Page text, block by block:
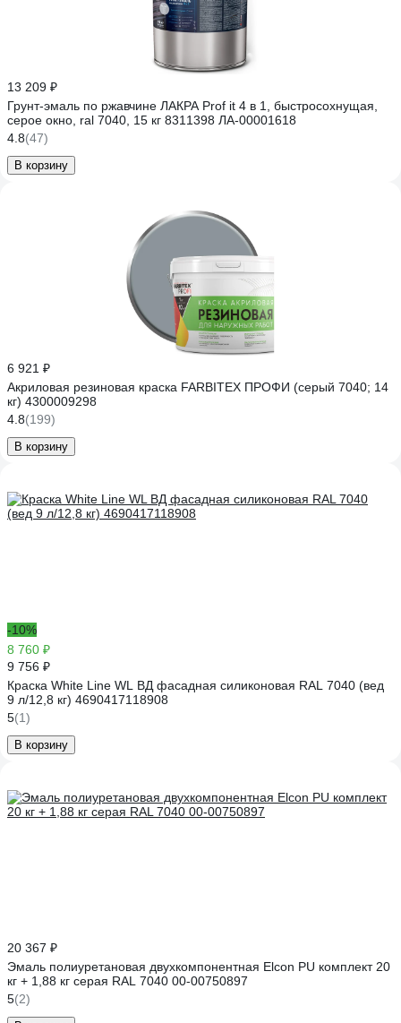
13 209 ₽
Грунт-эмаль по ржавчине ЛАКРА Prof it 4 в 1, быстросохнущая,
серое окно, ral 7040, 15 кг 8311398 ЛА-00001618
4.8(47)
В корзину
6 921 ₽
Акриловая резиновая краска FARBITEX ПРОФИ (серый 7040; 14
кг) 4300009298
4.8(199)
В корзину
-10%
8 760 ₽
9 756 ₽
Краска White Line WL ВД фасадная силиконовая RAL 7040 (вед
9 л/12,8 кг) 4690417118908
5(1)
В корзину
20 367 ₽
Эмаль полиуретановая двухкомпонентная Elcon PU комплект 20
кг + 1,88 кг серая RAL 7040 00-00750897
5(2)